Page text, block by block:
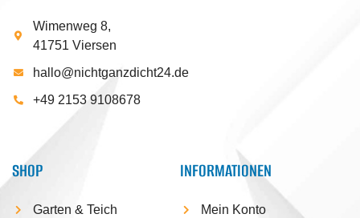
Wimenweg 8,
41751 Viersen
hallo@nichtganzdicht24.de
+49 2153 9108678
SHOP
Garten & Teich
INFORMATIONEN
Mein Konto